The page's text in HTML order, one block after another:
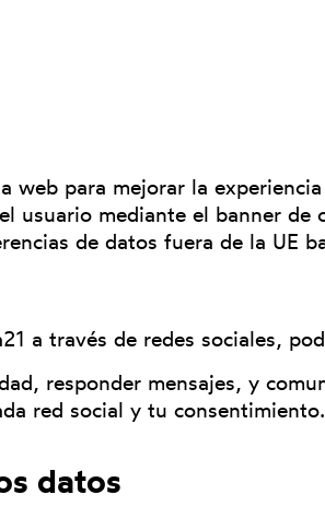
web para mejorar la
usuario mediante el banner de
de datos fuera de la UE
a través de redes sociales,
responder mensajes, y
red social y tu consentimiento.
datos